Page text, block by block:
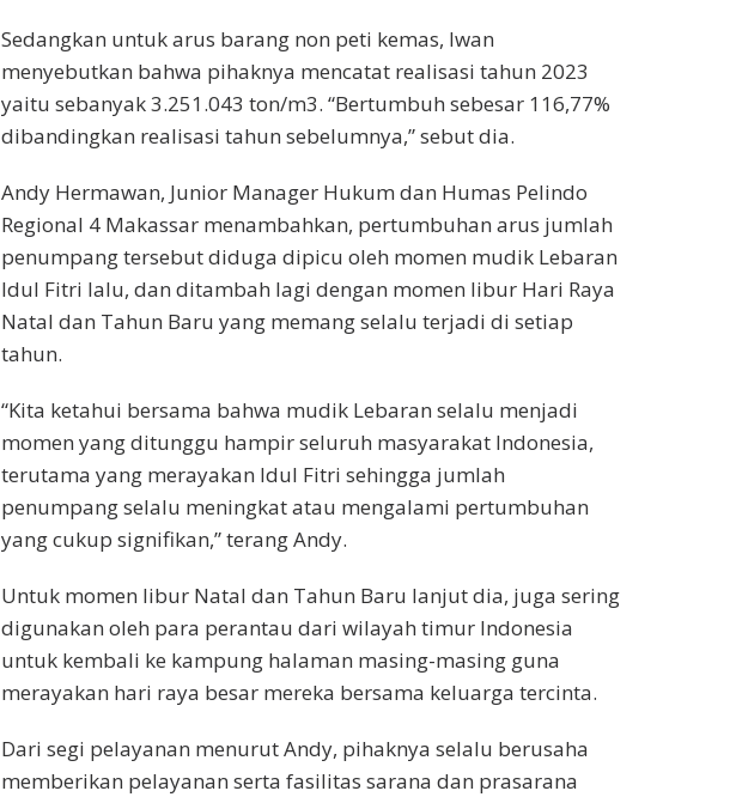
Sedangkan untuk arus barang non peti kemas, Iwan
menyebutkan bahwa pihaknya mencatat realisasi tahun 2023
yaitu sebanyak 3.251.043 ton/m3. “Bertumbuh sebesar 116,77%
dibandingkan realisasi tahun sebelumnya,” sebut dia.
Andy Hermawan, Junior Manager Hukum dan Humas Pelindo
Regional 4 Makassar menambahkan, pertumbuhan arus jumlah
penumpang tersebut diduga dipicu oleh momen mudik Lebaran
Idul Fitri lalu, dan ditambah lagi dengan momen libur Hari Raya
Natal dan Tahun Baru yang memang selalu terjadi di setiap
tahun.
“Kita ketahui bersama bahwa mudik Lebaran selalu menjadi
momen yang ditunggu hampir seluruh masyarakat Indonesia,
terutama yang merayakan Idul Fitri sehingga jumlah
penumpang selalu meningkat atau mengalami pertumbuhan
yang cukup signifikan,” terang Andy.
Untuk momen libur Natal dan Tahun Baru lanjut dia, juga sering
digunakan oleh para perantau dari wilayah timur Indonesia
untuk kembali ke kampung halaman masing-masing guna
merayakan hari raya besar mereka bersama keluarga tercinta.
Dari segi pelayanan menurut Andy, pihaknya selalu berusaha
memberikan pelayanan serta fasilitas sarana dan prasarana